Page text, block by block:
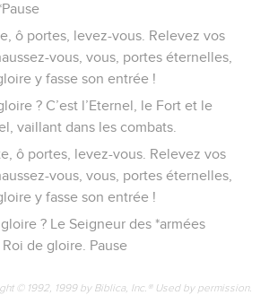
ô portes, levez-vous. Relevez vos
vous, vous, portes éternelles,
y fasse son entrée !
? C’est l’Eternel, le Fort et le
vaillant dans les combats.
ô portes, levez-vous. Relevez vos
vous, vous, portes éternelles,
y fasse son entrée !
? Le Seigneur des *armées
de gloire. Pause
© 1992, 1999 by Biblica, Inc.® Used by permission.